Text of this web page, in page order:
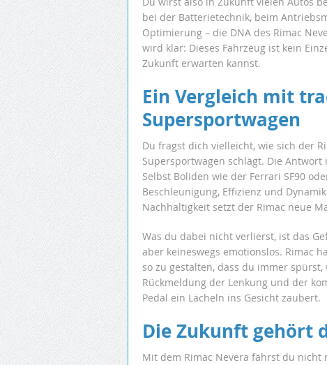
bei der Batterietechnik, beim
Optimierung – die DNA des Rimac
wird klar: Dieses Fahrzeug ist kein
Zukunft erwarten kannst.
Ein Vergleich mit
Supersportwagen
Du fragst dich vielleicht, wie sich der
Supersportwagen schlägt. Die
Selbst Boliden wie der Ferrari SF90
Beschleunigung, Effizienz und
Nachhaltigkeit setzt der Rimac neue
Was du dabei nicht verlierst, ist das
aber keineswegs emotionslos. Rimac
so zu gestalten, dass du immer
Rückmeldung der Lenkung und der
Pedal ein Lächeln ins Gesicht zaubert.
Die Zukunft gehört
Mit dem Rimac Nevera fährst du nicht